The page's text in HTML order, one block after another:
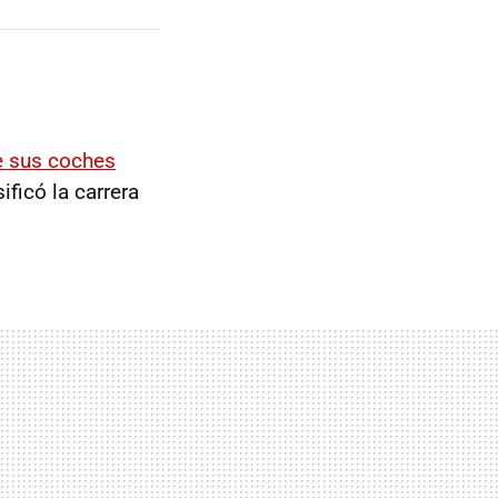
sus coches
la carrera